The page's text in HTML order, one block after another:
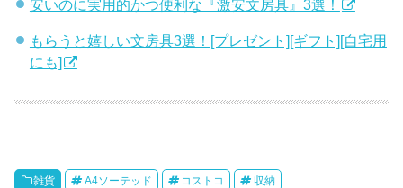
安いのに実用的かつ便利な『激安文房具』3選！
もらうと嬉しい文房具3選！[プレゼント][ギフト][自宅用
にも]
雑貨 A4ソーテッド コストコ 収納